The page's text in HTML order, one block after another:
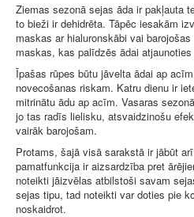
Ziemas sezonā sejas āda ir pakļauta
to bieži ir dehidrēta. Tāpēc iesakām
maskas ar hialuronskābi vai
maskas, kas palīdzēs ādai
Īpašas rūpes būtu jāvelta ādai ap
novecošanas riskam. Katru dienu ir
mitrinātu ādu ap acīm. Vasaras
jo tas radīs lielisku, atsvaidzinošu
vairāk barojošam.
Protams, šajā visā sarakstā ir jābūt arī
pamatfunkcija ir aizsardzība pret
noteikti jāizvēlas atbilstoši savam
sejas tipu, tad noteikti var doties pie
noskaidrot.